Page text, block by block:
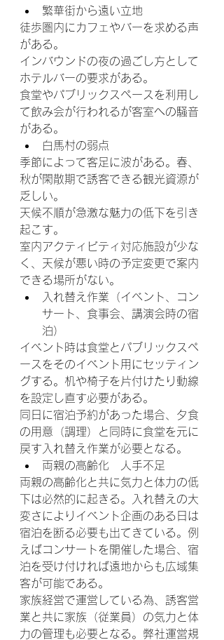
繁華街から遠い立地
徒歩圏内にカフェやバーを求める声
がある。
インバウンドの夜の過ごし方として
ホテルバーの要求がある。
食堂やパブリックスペースを利用し
て飲み会が行われるが客室への騒音
がある。
白馬村の弱点
季節によって客足に波がある。春、
秋が閑散期で誘客できる観光資源が
乏しい。
天候不順が急激な魅力の低下を引き
起こす。
室内アクティビティ対応施設が少な
く、天候が悪い時の予定変更で案内
できる場所がない。
入れ替え作業（イベント、コン
サート、食事会、講演会時の宿
泊）
イベント時は食堂とパブリックスペ
ースをそのイベント用にセッティン
グする。机や椅子を片付けたり動線
を設定し直す必要がある。
同日に宿泊予約があった場合、夕食
の用意（調理）と同時に食堂を元に
戻す入れ替え作業が必要となる。
両親の高齢化　人手不足
両親の高齢化と共に気力と体力の低
下は必然的に起きる。入れ替えの大
変さによりイベント企画のある日は
宿泊を断る必要も出てきている。例
えばコンサートを開催した場合、宿
泊を受け付ければ遠地からも広域集
客が可能である。
家族経営で運営している為、誘客営
業と共に家族（従業員）の気力と体
力の管理も必要となる。弊社運営規